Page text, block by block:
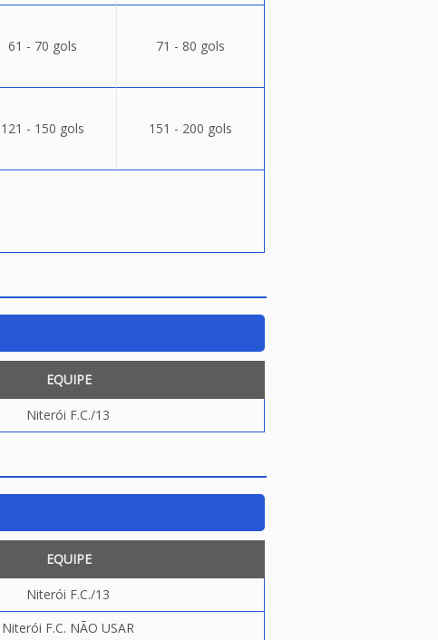
61 - 70 gols 71 - 80 gols
121 - 150 gols 151 - 200 gols
EQUIPE
Niterói F.C./13
EQUIPE
Niterói F.C./13
Niterói F.C. NÃO USAR